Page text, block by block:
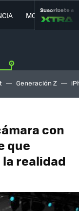
MOVILIDAD
Suscríbete a
Generación Z
con
que
realidad